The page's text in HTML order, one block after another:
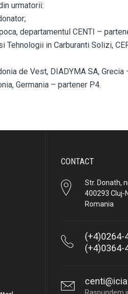
urmatorii:
departamentul CENTI –
in Carburanti Solizi,
de Vest, DIADYMA SA, Grecia
Germania – partener P4.
CONTACT
Str. Donath,
400293 Cluj-
Romania
(+4)0264-
(+4)0364-
Raspundem